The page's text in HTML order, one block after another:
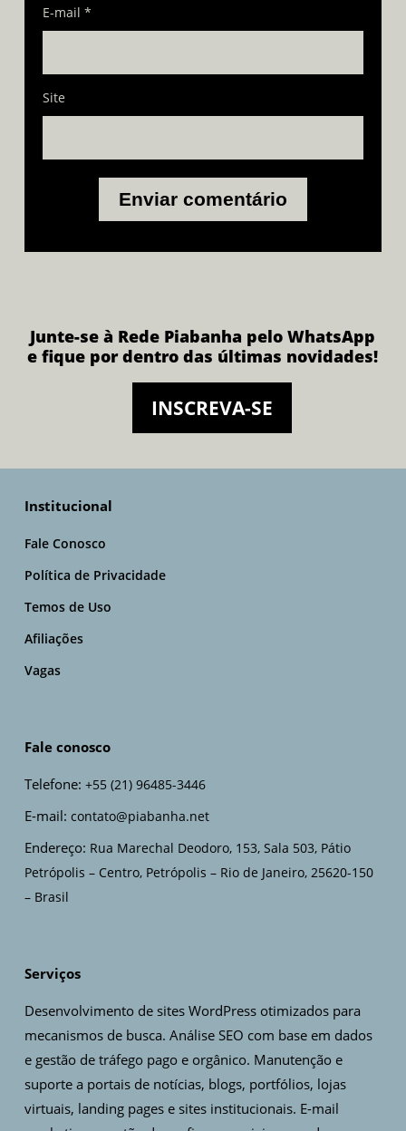
E-mail *
Site
Junte-se à Rede Piabanha pelo WhatsApp
e fique por dentro das últimas novidades!
INSCREVA-SE
Institucional
Fale Conosco
Política de Privacidade
Temos de Uso
Afiliações
Vagas
Fale conosco
Telefone: +55 (21) 96485-3446
E-mail: contato@piabanha.net
Endereço: Rua Marechal Deodoro, 153, Sala 503, Pátio
Petrópolis – Centro, Petrópolis – Rio de Janeiro, 25620-150
– Brasil
Serviços
Desenvolvimento de sites WordPress otimizados para
mecanismos de busca. Análise SEO com base em dados
e gestão de tráfego pago e orgânico. Manutenção e
suporte a portais de notícias, blogs, portfólios, lojas
virtuais, landing pages e sites institucionais. E-mail